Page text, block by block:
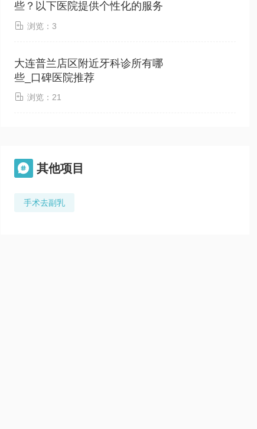
些？以下医院提供个性化的服务
 浏览：3
大连普兰店区附近牙科诊所有哪
些_口碑医院推荐
 浏览：21
 其他项目
手术去副乳